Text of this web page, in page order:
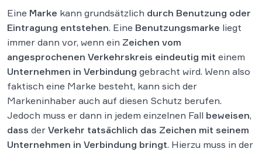
Eine Marke kann grundsätzlich durch Benutzung oder
Eintragung entstehen. Eine Benutzungsmarke liegt
immer dann vor, wenn ein Zeichen vom
angesprochenen Verkehrskreis eindeutig mit einem
Unternehmen in Verbindung gebracht wird. Wenn also
faktisch eine Marke besteht, kann sich der
Markeninhaber auch auf diesen Schutz berufen.
Jedoch muss er dann in jedem einzelnen Fall beweisen,
dass der Verkehr tatsächlich das Zeichen mit seinem
Unternehmen in Verbindung bringt. Hierzu muss in der